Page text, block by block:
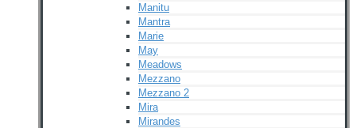
Manitu
Mantra
Marie
May
Meadows
Mezzano
Mezzano 2
Mira
Mirandes